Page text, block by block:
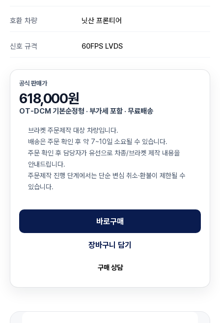
호환 차량 닛산 프론티어
신호 규격 60FPS LVDS
공식 판매가
618,000원
OT-DCM 기본순정형 · 부가세 포함 · 무료배송
브라켓 주문제작 대상 차량입니다.
배송은 주문 확인 후 약 7~10일 소요될 수 있습니다.
주문 확인 후 담당자가 유선으로 차종/브라켓 제작 내용을
안내드립니다.
주문제작 진행 단계에서는 단순 변심 취소·환불이 제한될 수
있습니다.
바로구매
장바구니 담기
구매 상담